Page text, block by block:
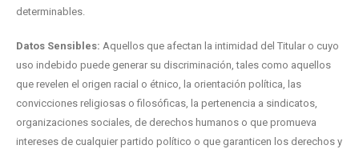
determinables.
Datos Sensibles: Aquellos que afectan la intimidad del Titular o cuyo
uso indebido puede generar su discriminación, tales como aquellos
que revelen el origen racial o étnico, la orientación política, las
convicciones religiosas o filosóficas, la pertenencia a sindicatos,
organizaciones sociales, de derechos humanos o que promueva
intereses de cualquier partido político o que garanticen los derechos y